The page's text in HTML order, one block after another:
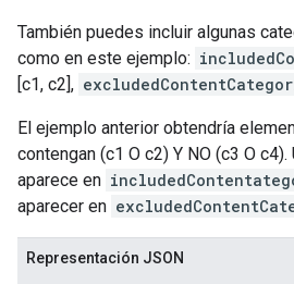
También puedes incluir algunas
como en este ejemplo:
[c1, c2],
El ejemplo anterior obtendría
contengan (c1 O c2) Y NO (c3 O
aparece en
aparecer en
Representación JSON